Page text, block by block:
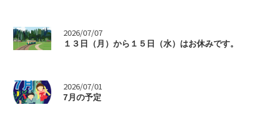
> 2026/07/07
１３日（月）から１５日（水）はお休みです。
> 2026/07/01
7月の予定